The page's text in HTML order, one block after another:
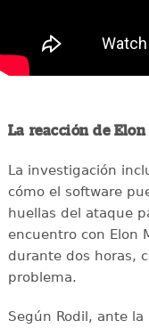
La reacción de
La investigación
cómo el software
huellas del ataque
encuentro con Elon
durante dos horas,
problema.
Según Rodil, ante